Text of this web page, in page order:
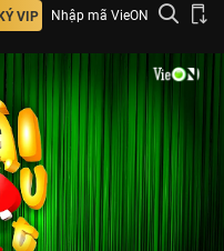
VIP Nhập mã VieON